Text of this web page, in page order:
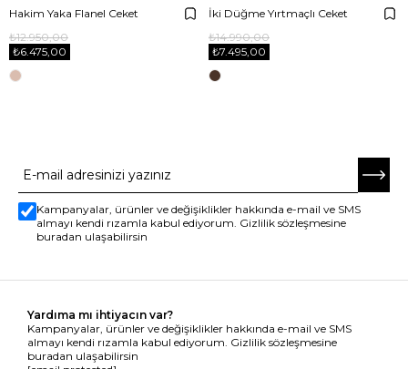
Hakim Yaka Flanel Ceket
₺6.475,00
₺12.950,00
İki Düğme Yırtmaçlı Ceket
₺7.495,00
₺14.990,00
Kampanyalar, ürünler ve değişiklikler hakkında e-mail ve SMS
almayı kendi rızamla kabul ediyorum. Gizlilik sözleşmesine
buradan ulaşabilirsin
Yardıma mı ihtiyacın var?
Kampanyalar, ürünler ve değişiklikler hakkında e-mail ve SMS
almayı kendi rızamla kabul ediyorum. Gizlilik sözleşmesine
buradan ulaşabilirsin